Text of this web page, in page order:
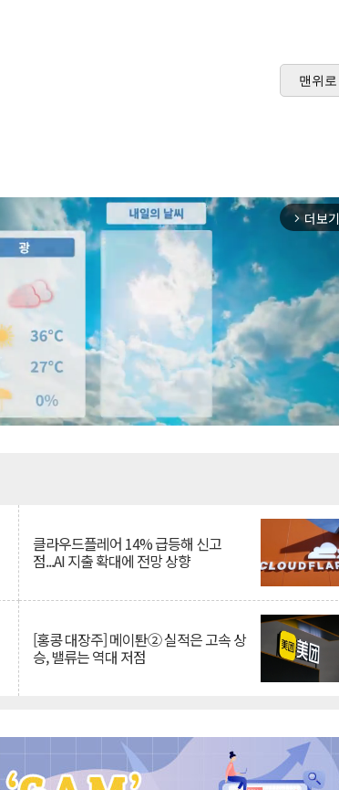
맨위로
arrow_forward_ios 더보기
클라우드플레어 14% 급등해 신고
점...AI 지출 확대에 전망 상향
[홍콩 대장주] 메이퇀② 실적은 고속 상
승, 밸류는 역대 저점